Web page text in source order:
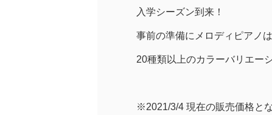
入学シーズン到来！
事前の準備にメロディピアノ
20種類以上のカラーバリエー
※2021/3/4 現在の販売価格とな